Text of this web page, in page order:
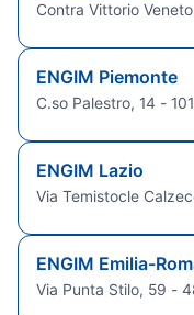
Contra Vittorio
ENGIM Piemonte
C.so Palestro, 14 -
ENGIM Lazio
Via Temistocle
ENGIM Emilia-
Via Punta Stilo, 59 -